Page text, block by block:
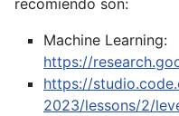
recomiendo son:
Machine Learning:
https://
https://
2023/lessons/2/